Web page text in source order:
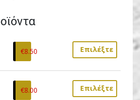
€8.50 Επιλέξτε
€8.00 Επιλέξτε